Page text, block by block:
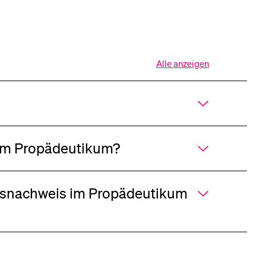
Alle anzeigen
Sektionen
Akkordeons
Propädeutikum?
im Propädeutikum